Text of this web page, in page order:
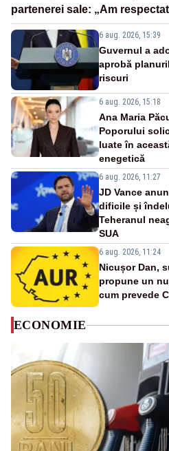
partenerei sale: „Am
6 aug. 2026, 15:39
Guvernul a
aprobă
riscuri
6 aug. 2026, 15:18
Ana Maria
Poporului
luate în
enegetică
6 aug. 2026, 11:27
JD Vance
dificile și
Teheranul
SUA
6 aug. 2026, 11:24
Nicușor Dan,
propune un
cum prevede
ECONOMIE